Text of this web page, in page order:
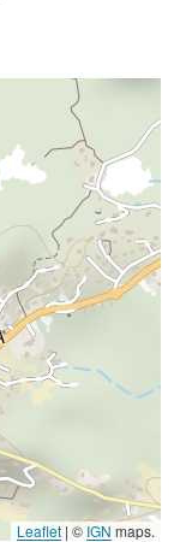
Leaflet | © IGN maps.